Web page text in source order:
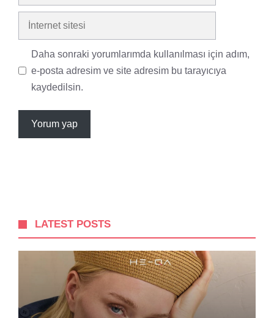
İnternet
Daha sonraki yorumlarımda kullanılması için adım,
e-posta adresim ve site adresim bu tarayıcıya
kaydedilsin.
LATEST POSTS